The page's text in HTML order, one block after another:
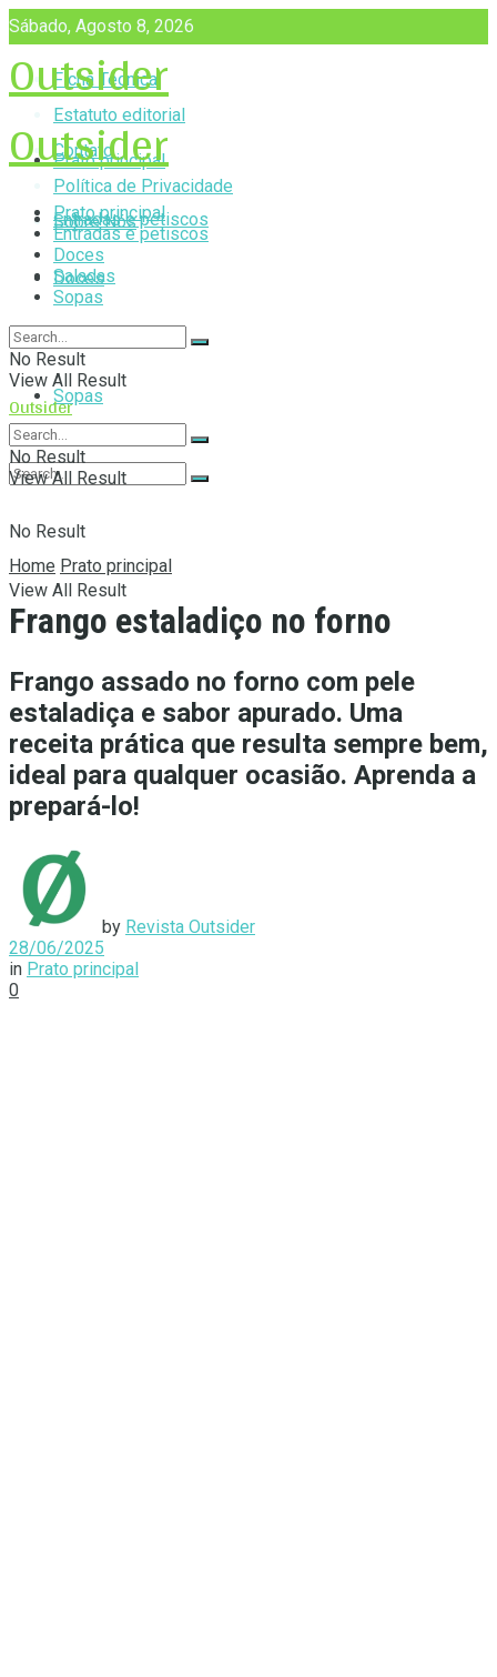
Sábado, Agosto 8, 2026
Ficha Técnica
Estatuto editorial
Contato
Política de Privacidade
Sobre Nós
Outsider
Prato principal
Entradas e petiscos
Doces
Saladas
Sopas
No Result
View All Result
Outsider
Prato principal
Entradas e petiscos
Doces
Saladas
Sopas
No Result
View All Result
Outsider
No Result
View All Result
Home Prato principal
Frango estaladiço no forno
Frango assado no forno com pele
estaladiça e sabor apurado. Uma
receita prática que resulta sempre bem,
ideal para qualquer ocasião. Aprenda a
prepará-lo!
by Revista Outsider
28/06/2025
in Prato principal
0